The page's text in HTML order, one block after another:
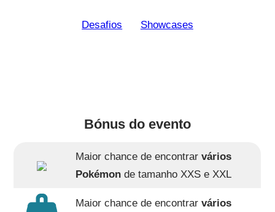
Desafios Showcases
Bónus do evento
Maior chance de encontrarvários
Pokémon de tamanho XXS e XXL
Maior chance de encontrarvários